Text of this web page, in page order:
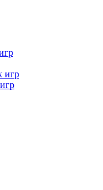
игр